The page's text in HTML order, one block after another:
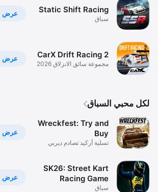
عرض Static Shift Racing
سباق
عرض CarX Drift Racing 2
مجموعة سائق الانزلاق 2026
لكل محبي السباق
عرض
Wreckfest: Try and
Buy
تسلية أركيد تصادم ديربي
عرض
SK26: Street Kart
Racing Game
سباق